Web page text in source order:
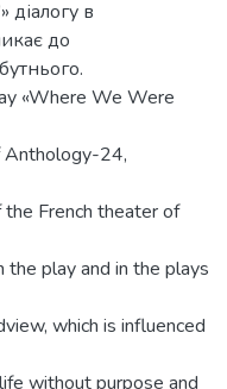
діалогу в
до
«Where We Were
Anthology-24,
French theater of
play and in the plays
which is influenced
without purpose and